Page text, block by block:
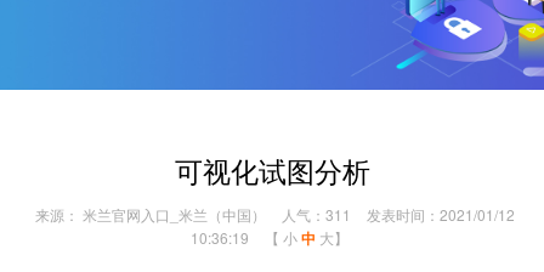
可视化试图分析
来源： 米兰官网入口_米兰（中国） 人气：311
发表时间：2021/01/12
10:36:19
【 小 中 大】